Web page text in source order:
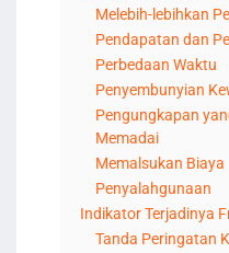
Melebih-lebihkan
Pendapatan dan
Perbedaan Waktu
Penyembunyian
Pengungkapan
Memadai
Memalsukan Biaya
Penyalahgunaan
Indikator Terjadinya
Tanda Peringatan